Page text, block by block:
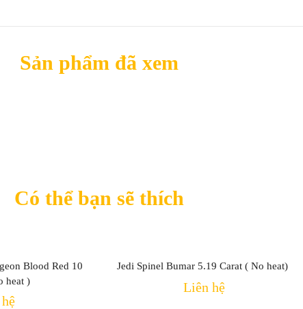
Sản phẩm đã xem
Có thể bạn sẽ thích
Blood Red 10
heat )
Jedi Spinel Bumar 5.19 Carat ( No heat)
Liên hệ